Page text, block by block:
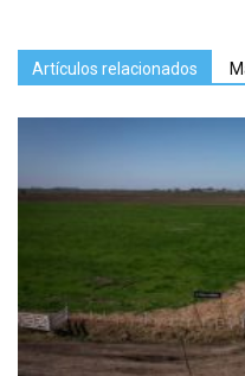
Artículos relacionados